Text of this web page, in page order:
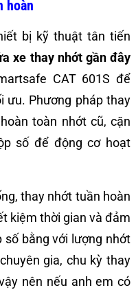
hoàn
bị kỹ thuật tân tiến
xe thay nhớt gần đây
CAT 601S để
ưu. Phương pháp thay
toàn nhớt cũ, cặn
số để động cơ hoạt
thay nhớt tuần hoàn
kiệm thời gian và đảm
số bằng với lượng nhớt
gia, chu kỳ thay
nên nếu anh em có